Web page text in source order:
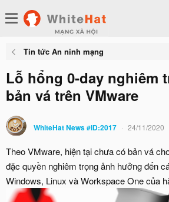
Tin tức An ninh mạng
Lỗ hổng 0-day nghiêm
bản vá trên VMware
WhiteHat News #ID:2017 24/11/2020
Theo VMware, hiện tại chưa có bản vá
đặc quyền nghiêm trọng ảnh hưởng đến
Windows, Linux và Workspace One của